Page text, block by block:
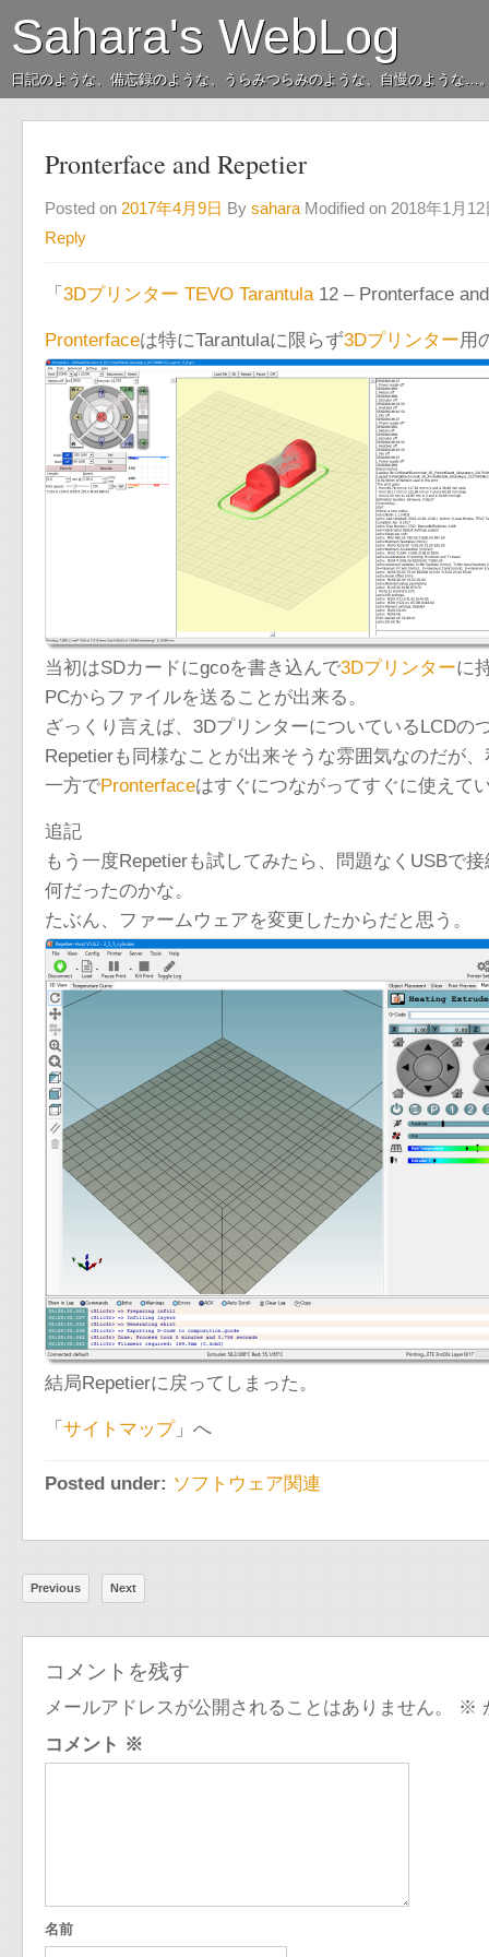
Sahara's WebLog
日記のような、備忘録のような、うらみつらみのような、自慢のような…
Pronterface and Repetier
Posted on 2017年4月9日 By sahara Modified on 2018年1月12
Reply
「 3Dプリンター TEVO Tarantula12 – Pronterface
Pronterfaceは特にTarantulaに限らず3Dプリンター用
当初はSDカードにgcoを書き込んで3Dプリンターに
PCからファイルを送ることが出来る。
ざっくり言えば、3DプリンターについているLCDの
Repetierも同様なことが出来そうな雰囲気なのだが
一方でPronterfaceはすぐにつながってすぐに使えて
追記
もう一度Repetierも試してみたら、問題なくUSBで
何だったのかな。
たぶん、ファームウェアを変更したからだと思う。
結局Repetierに戻ってしまった。
「 サイトマップ」へ
Posted under: ソフトウェア関連
Previous Next
コメントを残す
メールアドレスが公開されることはありません。 ※
コメント ※
名前